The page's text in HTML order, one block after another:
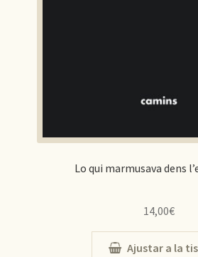
Lo qui marmusava dens
14,00€
Ajustar a la